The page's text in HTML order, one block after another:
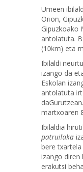
Umeen
Orion,
Gipuzkoako
antolatuta.
(10km) eta
Ibilaldi
izango da
Eskolan
antolatuta
martxoaren
Ibilaldia
patruilaka
bere
izango diren
erakutsi